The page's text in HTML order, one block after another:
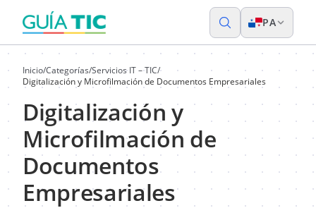
PA
Inicio/Categorías/Servicios IT – TIC/
Digitalización y Microfilmación de Documentos Empresariales
Digitalización y
Microfilmación de
Documentos
Empresariales